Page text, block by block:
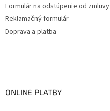
Formulár na odstúpenie od zmluvy
Reklamačný formulár
Doprava a platba
ONLINE PLATBY